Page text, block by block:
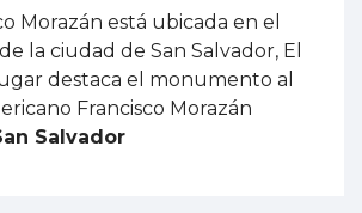
Morazán está ubicada en el
la ciudad de San Salvador, El
destaca el monumento al
Francisco Morazán
Salvador